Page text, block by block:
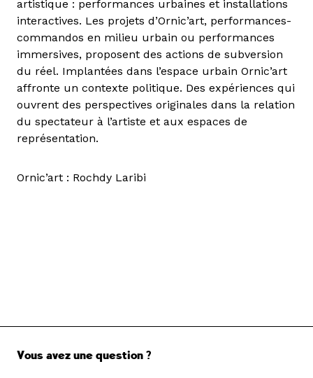
artistique : performances urbaines et installations
interactives. Les projets d’Ornic’art, performances-
commandos en milieu urbain ou performances
immersives, proposent des actions de subversion
du réel. Implantées dans l’espace urbain Ornic’art
affronte un contexte politique. Des expériences qui
ouvrent des perspectives originales dans la relation
du spectateur à l’artiste et aux espaces de
représentation.
Ornic’art : Rochdy Laribi
Vous avez une question ?